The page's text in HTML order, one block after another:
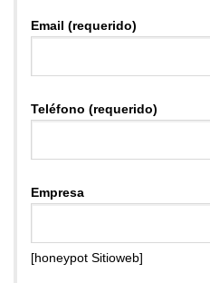
Email (requerido)
Teléfono (requerido)
Empresa
[honeypot Sitioweb]